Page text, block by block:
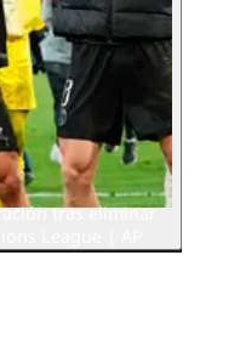
tras eliminar